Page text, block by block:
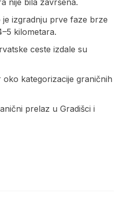
izgradnju prve faze brze
kilometara.
ceste izdale su
kategorizacije graničnih
prelaz u Gradišci i